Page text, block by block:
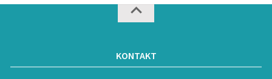
KONTAKT